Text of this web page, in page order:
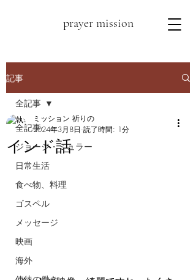
prayer mission
記事
全記事
ジョージ・ミュラー
日常生活
食べ物、料理
ゴスペル
メッセージ
映画
海外
全記事
インド話
ミッション 祈りの
2024年3月8日 読了時間: 1分